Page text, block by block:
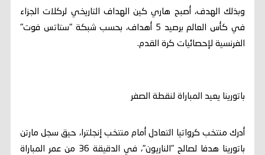
وبذلك الهدف، أصبح هاري كين الهداف التاريخي لركلات الجزاء
في كأس العالم برصيد 5 أهداف، بحسب شبكة "ستاتس فوت"
الفرنسية لإحصائيات كرة القدم.
باتورينا يعيد المباراة لنقطة الصفر
أدرك منتخب كرواتيا التعادل أمام منتخب إنجلترا، حيق سجل مارتن
باتورينا هدفا لصالح "الناريون"، في الدقيقة 36 من عمر المباراة